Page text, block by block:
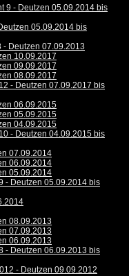
9 - Deutzen 05.09.2014 bis
05.09.2014 bis
- Deutzen 07.09.2013
10.09.2017
09.09.2017
08.09.2017
- Deutzen 07.09.2017 bis
06.09.2015
05.09.2015
04.09.2015
- Deutzen 04.09.2015 bis
07.09.2014
06.09.2014
05.09.2014
- Deutzen 05.09.2014 bis
08.09.2013
07.09.2013
06.09.2013
- Deutzen 06.09.2013 bis
- Deutzen 09.09.2012